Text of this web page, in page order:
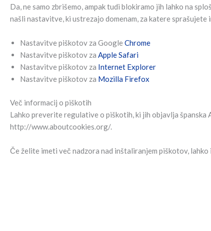
Da, ne samo zbrišemo, ampak tudi blokiramo jih lahko na
našli nastavitve, ki ustrezajo domenam, za katere
Nastavitve piškotov za Google Chrome
Nastavitve piškotov za Apple Safari
Nastavitve piškotov za Internet Explorer
Nastavitve piškotov za Mozilla Firefox
Več informacij o piškotih
Lahko preverite regulative o piškotih, ki jih objavlja
http://www.aboutcookies.org/.
Če želite imeti več nadzora nad inštaliranjem piškotov,